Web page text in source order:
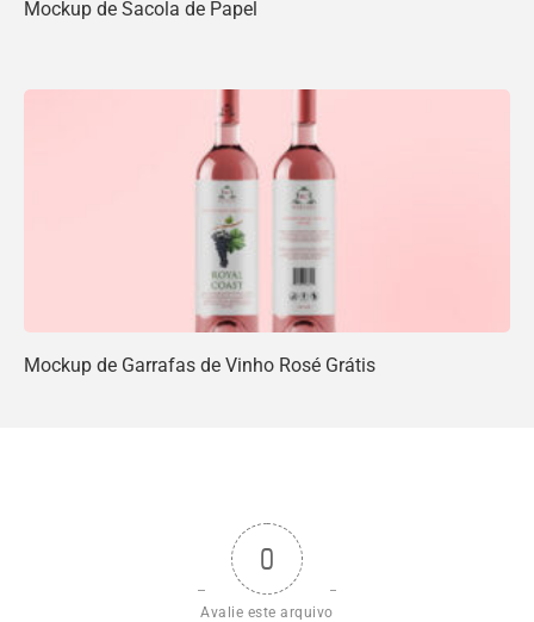
Mockup de Sacola de Papel
Mockup de Garrafas de Vinho Rosé Grátis
0
Avalie este arquivo